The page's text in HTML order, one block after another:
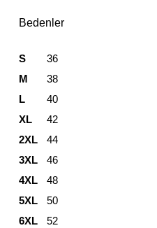
Bedenler
S
36
M
38
L
40
XL
42
2XL
44
3XL
46
4XL
48
5XL
50
6XL
52